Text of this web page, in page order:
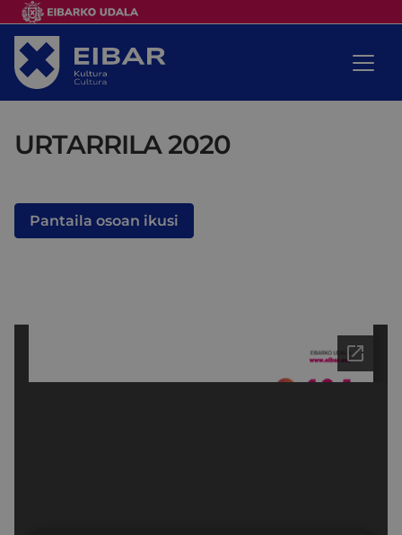
URTARRILA 2020
Pantaila osoan ikusi